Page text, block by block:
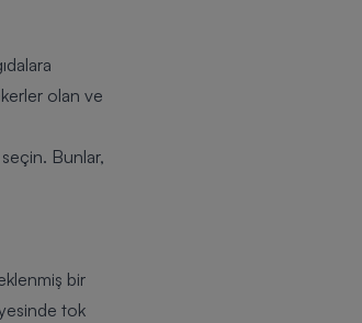
olan ve
Bunlar,
bir
tok